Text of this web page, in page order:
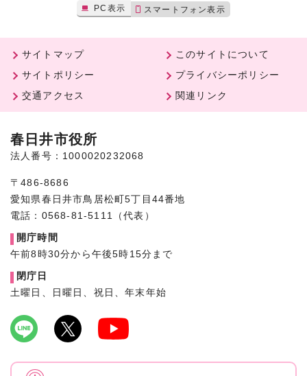
PC表示 スマートフォン表示
サイトマップ
このサイトについて
サイトポリシー
プライバシーポリシー
交通アクセス
関連リンク
春日井市役所
法人番号：1000020232068
〒486-8686
愛知県春日井市鳥居松町5丁目44番地
電話：0568-81-5111（代表）
開庁時間
午前8時30分から午後5時15分まで
閉庁日
土曜日、日曜日、祝日、年末年始